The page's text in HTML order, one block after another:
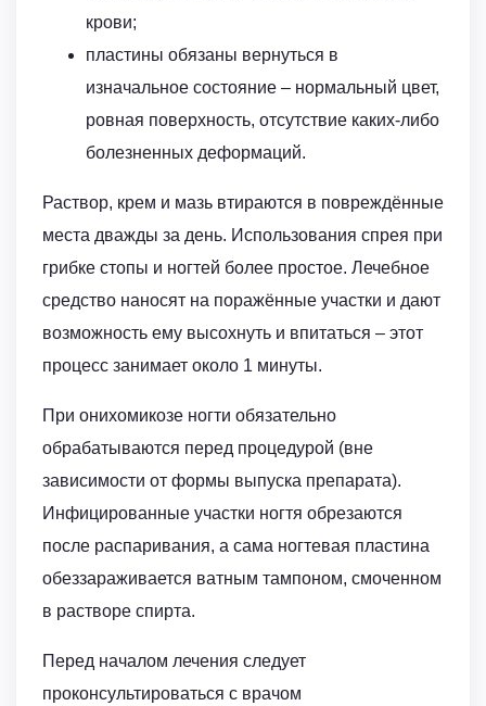
крови;
пластины обязаны вернуться в
изначальное состояние – нормальный цвет,
ровная поверхность, отсутствие каких-либо
болезненных деформаций.
Раствор, крем и мазь втираются в повреждённые
места дважды за день. Использования спрея при
грибке стопы и ногтей более простое. Лечебное
средство наносят на поражённые участки и дают
возможность ему высохнуть и впитаться – этот
процесс занимает около 1 минуты.
При онихомикозе ногти обязательно
обрабатываются перед процедурой (вне
зависимости от формы выпуска препарата).
Инфицированные участки ногтя обрезаются
после распаривания, а сама ногтевая пластина
обеззараживается ватным тампоном, смоченном
в растворе спирта.
Перед началом лечения следует
проконсультироваться с врачом